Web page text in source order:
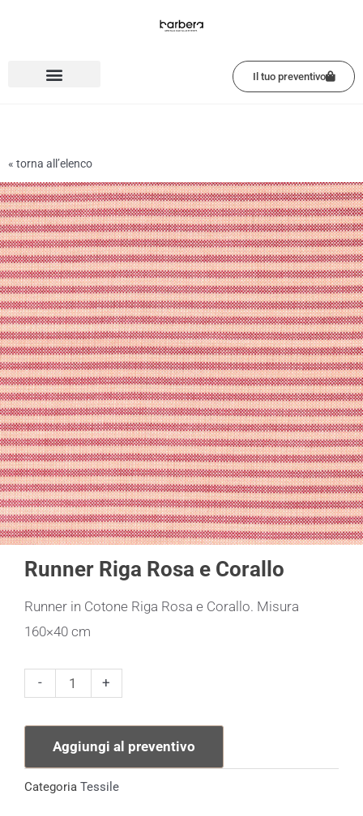
Il tuo preventivo
« torna all’elenco
Runner Riga Rosa e Corallo
Runner in Cotone Riga Rosa e Corallo. Misura
160×40 cm
-
Runner
Rosa
Corallo
+
Aggiungi al preventivo
Categoria Tessile